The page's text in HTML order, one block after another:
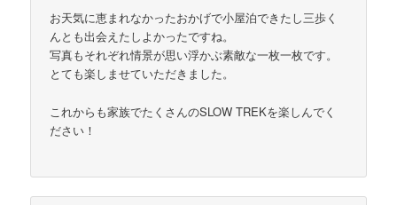
お天気に恵まれなかったおかげで小屋泊できたし三歩く
んとも出会えたしよかったですね。
写真もそれぞれ情景が思い浮かぶ素敵な一枚一枚です。
とても楽しませていただきました。
これからも家族でたくさんのSLOW TREKを楽しんでく
ださい！